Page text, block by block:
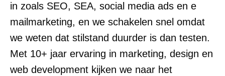
in zoals SEO, SEA, social media ads en e
mailmarketing, en we schakelen snel omdat
we weten dat stilstand duurder is dan testen.
Met 10+ jaar ervaring in marketing, design en
web development kijken we naar het